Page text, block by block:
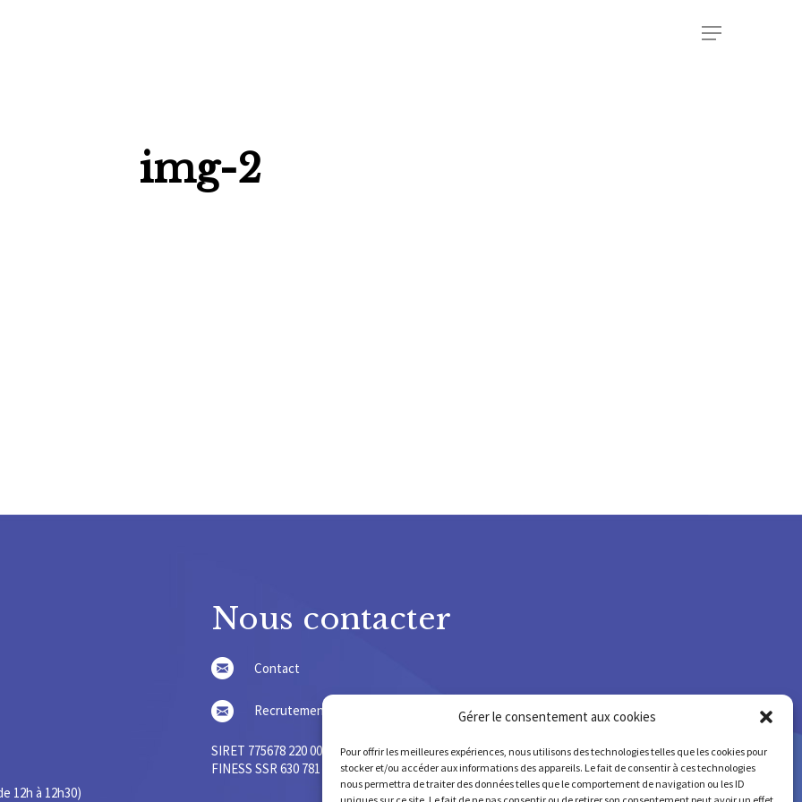
Gérer le consentement aux cookies
Pour offrir les meilleures expériences, nous utilisons des technologies telles que les cookies pour
stocker et/ou accéder aux informations des appareils. Le fait de consentir à ces technologies
nous permettra de traiter des données telles que le comportement de navigation ou les ID
Menu
img-2
12h à 12h30)
Nous contacter
Contact
Recrutement
SIRET 775678 220 000 36 – SIREN 775 678 220
FINESS SSR 630 781 755 – FINESS IEM 630 009 207